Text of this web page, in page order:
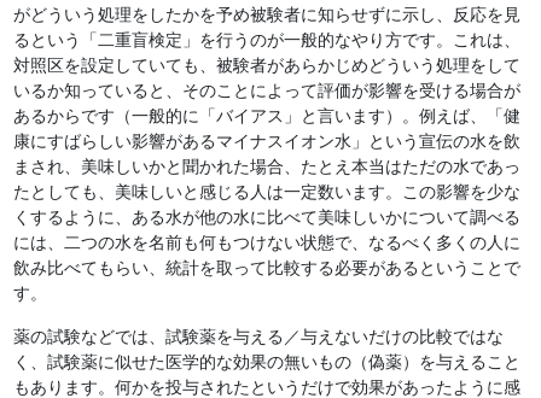
がどういう処理をしたかを予め被験者に知らせずに示し、反応を見
るという「二重盲検定」を行うのが一般的なやり方です。これは、
対照区を設定していても、被験者があらかじめどういう処理をして
いるか知っていると、そのことによって評価が影響を受ける場合が
あるからです（一般的に「バイアス」と言います）。例えば、「健
康にすばらしい影響があるマイナスイオン水」という宣伝の水を飲
まされ、美味しいかと聞かれた場合、たとえ本当はただの水であっ
たとしても、美味しいと感じる人は一定数います。この影響を少な
くするように、ある水が他の水に比べて美味しいかについて調べる
には、二つの水を名前も何もつけない状態で、なるべく多くの人に
飲み比べてもらい、統計を取って比較する必要があるということで
す。
薬の試験などでは、試験薬を与える／与えないだけの比較ではな
く、試験薬に似せた医学的な効果の無いもの（偽薬）を与えること
もあります。何かを投与されたというだけで効果があったように感